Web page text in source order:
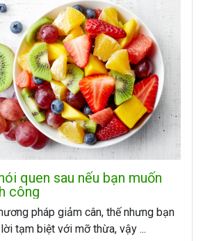
quen sau nếu bạn muốn
công
pháp giảm cân, thế nhưng bạn
tạm biệt với mỡ thừa, vậy ...